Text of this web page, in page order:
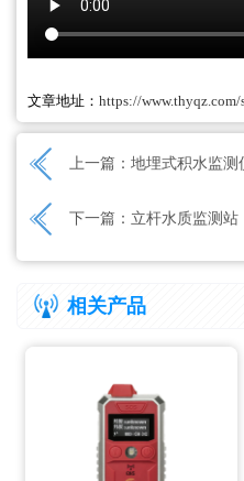
文章地址： https://
上一篇： 地埋式积水监测
下一篇： 立杆水质监测站
相关产品